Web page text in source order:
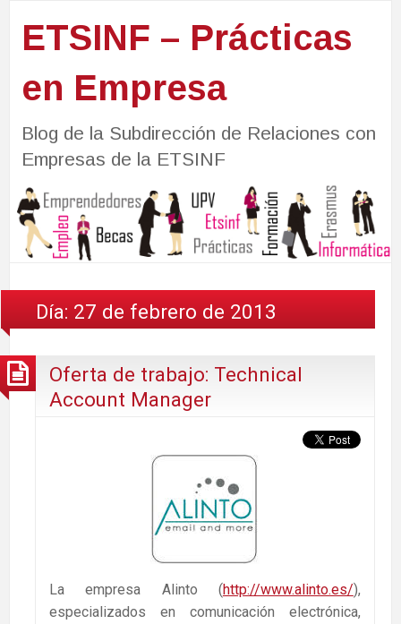
ETSINF – Prácticas
en Empresa
Blog de la Subdirección de Relaciones con
Empresas de la ETSINF
Día: 27 de febrero de 2013
Oferta de trabajo: Technical
Account Manager
La empresa Alinto (http://www.alinto.es/),
especializados en comunicación electrónica,